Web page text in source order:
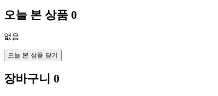
오늘 본 상품 0
없음
오늘 본 상품 닫기
장바구니 0